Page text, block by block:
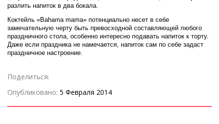
разлить напиток в два бокала.
Коктейль «Bahama mama» потенциально несет в себе
замечательную черту быть превосходной составляющей любого
праздничного стола, особенно интересно подавать напиток к торту.
Даже если праздника не намечается, напиток сам по себе задаст
праздничное настроение.
Поделиться:
Опубликовано: 5 Февраля 2014